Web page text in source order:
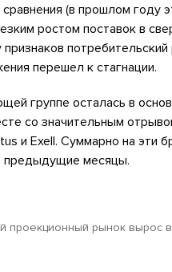
(в прошлом году
ростом поставок в
перешел к стагнации.
группе осталась в
со значительным
и Exell. Суммарно на эти
предыдущие месяцы.
проекционный рынок вырос